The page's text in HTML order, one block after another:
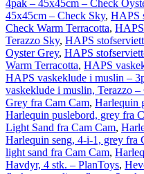
4pak – 45x45cm – Check
45x45cm – Check Sky, HAPS
Check Warm Terracotta,
Terazzo Sky, HAPS
Oyster Grey, HAPS
Warm Terracotta, HAPS
HAPS vaskeklude i muslin –
vaskeklude i muslin, Terazzo –
Grey fra Cam Cam, Harlequin
Harlequin puslebord, grey fra
Light Sand fra Cam Cam,
Harlequin seng, 4-i-1, grey fra
light sand fra Cam Cam,
Havdyr, 4 stk. – PlanToys,